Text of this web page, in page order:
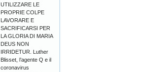
UTILIZZARE LE
PROPRIE COLPE
LAVORARE E
SACRIFICARSI PER
LA GLORIA DI MARIA
DEUS NON
IRRIDETUR. Luther
Blisset, l’agente Q e il
coronavirus